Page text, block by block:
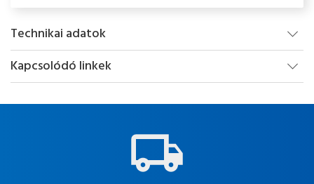
Technikai adatok
Kapcsolódó linkek